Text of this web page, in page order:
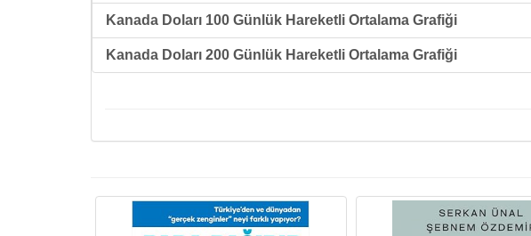
Kanada Doları 100 Günlük Hareketli Ortalama Grafiği
Kanada Doları 200 Günlük Hareketli Ortalama Grafiği